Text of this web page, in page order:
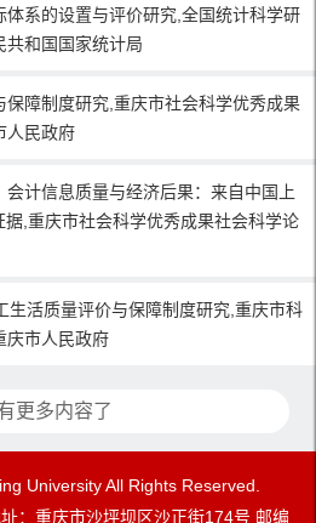
系的设置与评价研究,全国统计科学研
共和国国家统计局
保障制度研究,重庆市社会科学优秀成果
人民政府
会计信息质量与经济后果：来自中国上
,重庆市社会科学优秀成果社会科学论
生活质量评价与保障制度研究,重庆市科
庆市人民政府
更多内容了
University All Rights Reserved.
：重庆市沙坪坝区沙正街174号 邮编